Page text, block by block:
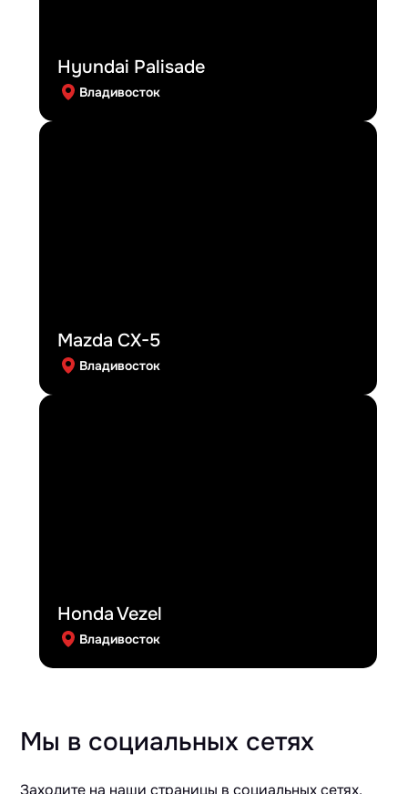
Hyundai Palisade
Владивосток
Mazda CX-5
Владивосток
Honda Vezel
Владивосток
Мы в социальных сетях
Заходите на наши страницы в социальных сетях,